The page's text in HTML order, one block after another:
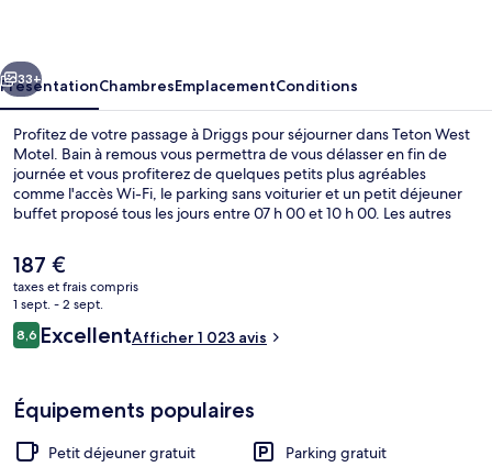
Suivant
33+
PrésentationChambresEmplacementConditions
Profitez de votre passage à Driggs pour séjourner dans Teton West
Motel. Bain à remous vous permettra de vous délasser en fin de
journée et vous profiterez de quelques petits plus agréables
comme l'accès Wi-Fi, le parking sans voiturier et un petit déjeuner
buffet proposé tous les jours entre 07 h 00 et 10 h 00. Les autres
déjeuner.
Le
prix
actuel
est
de
187 €
taxes et frais compris
1 sept. - 2 sept.
Avis
voyageurs
8,68,6 sur 10
ExcellentAfficher 1 023 avis
Équipements populaires
Petit déjeuner gratuit
Parking gratuit